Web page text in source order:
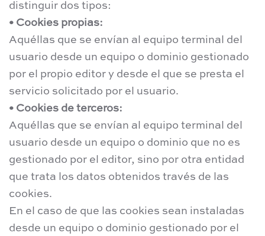
distinguir dos tipos:
• Cookies propias:
Aquéllas que se envían al equipo terminal del
usuario desde un equipo o dominio gestionado
por el propio editor y desde el que se presta el
servicio solicitado por el usuario.
• Cookies de terceros:
Aquéllas que se envían al equipo terminal del
usuario desde un equipo o dominio que no es
gestionado por el editor, sino por otra entidad
que trata los datos obtenidos través de las
cookies.
En el caso de que las cookies sean instaladas
desde un equipo o dominio gestionado por el